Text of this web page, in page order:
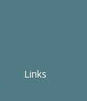
Links